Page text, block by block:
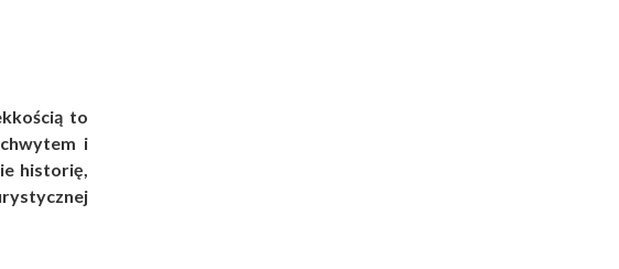
to
i
historię,